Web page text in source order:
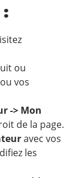
ou
vos
-> Mon
de la page.
avec vos
les